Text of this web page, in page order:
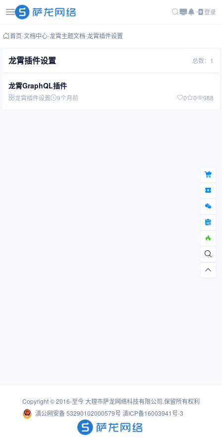
登录
首页-文档中心-龙霄主题文档-龙霄插件设置
龙霄插件设置 总数：1
龙霄GraphQL插件
龙霄插件设置 9个月前 0 0 988
Copyright © 2016-至今大理市萨龙网络科技有限公司.保留所有权利
滇公网安备 53290102000579号 滇ICP备16003941号-3